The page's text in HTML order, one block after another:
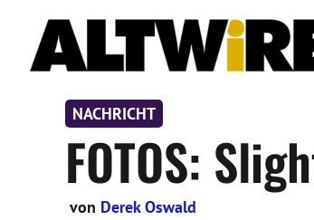
springen
NACHRICHT
FOTOS:
von Derek Oswald